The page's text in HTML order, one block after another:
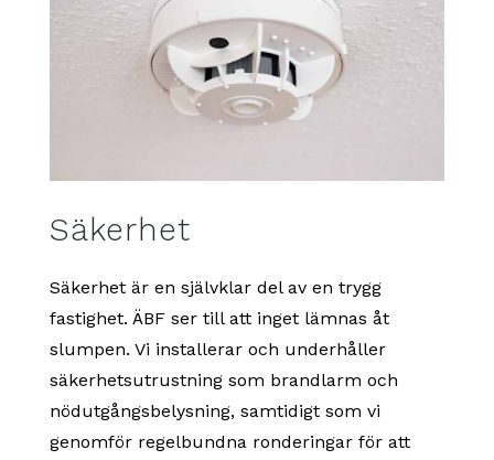
Säkerhet
Säkerhet är en självklar del av en trygg
fastighet. ÄBF ser till att inget lämnas åt
slumpen. Vi installerar och underhåller
säkerhetsutrustning som brandlarm och
nödutgångsbelysning, samtidigt som vi
genomför regelbundna ronderingar för att